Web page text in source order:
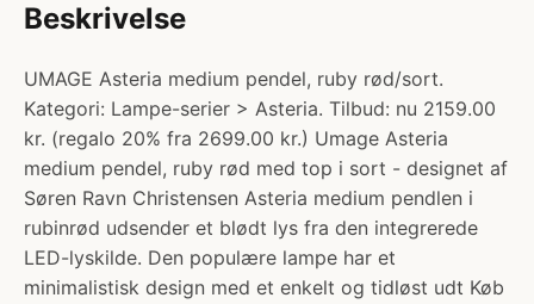
Beskrivelse
UMAGE Asteria medium pendel, ruby rød/sort.
Kategori: Lampe-serier > Asteria. Tilbud: nu 2159.00
kr. (regalo 20% fra 2699.00 kr.) Umage Asteria
medium pendel, ruby rød med top i sort - designet af
Søren Ravn Christensen Asteria medium pendlen i
rubinrød udsender et blødt lys fra den integrerede
LED-lyskilde. Den populære lampe har et
minimalistisk design med et enkelt og tidløst udt Køb